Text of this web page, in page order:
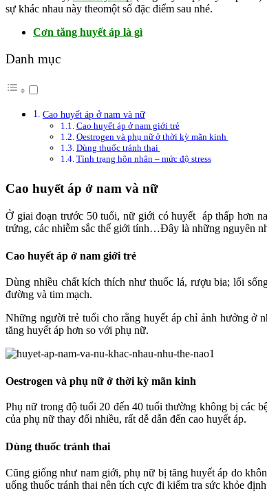
sự khác nhau này theomột số đặc điểm sau nhé.
Cơn tăng huyết áp là gì
Danh mục
Cao huyết áp ở nam và nữ
Cao huyết áp ở nam giới trẻ
Oestrogen và phụ nữ ở thời kỳ mãn kinh
Dùng thuốc tránh thai
Tình trạng hôn nhân – mức độ stress
Cao huyết áp ở nam và nữ
Ở giai đoạn trước 50 tuổi, nữ giới có huyết áp thấp hơn
trứng, các nhiễm sắc thể giới tính…Đây là những nguyên
Cao huyết áp ở nam giới trẻ
Dùng nhiều chất kích thích như thuốc lá, rượu bia; lối
đường và tim mạch.
Những người trẻ tuổi cho rằng huyết áp chỉ ảnh hưởng ở
tăng huyết áp hơn so với phụ nữ.
Oestrogen và phụ nữ ở thời kỳ mãn kinh
Phụ nữ trong độ tuổi 20 đến 40 tuổi thường không bị các
của phụ nữ thay đổi nhiều, rất dễ dẫn đến cao huyết áp.
Dùng thuốc tránh thai
Cũng giống như nam giới, phụ nữ bị tăng huyết áp do
uống thuốc tránh thai nên tích cực đi kiểm tra sức khỏe